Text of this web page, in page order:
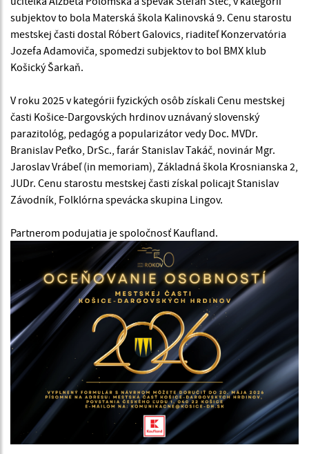
subjektov to bola Materská škola Kalinovská 9. Cenu starostu
mestskej časti dostal Róbert Galovics, riaditeľ Konzervatória
Jozefa Adamoviča, spomedzi subjektov to bol BMX klub
Košický Šarkaň.
V roku 2025 v kategórii fyzických osôb získali Cenu mestskej
časti Košice-Dargovských hrdinov uznávaný slovenský
parazitológ, pedagóg a popularizátor vedy Doc. MVDr.
Branislav Peťko, DrSc., farár Stanislav Takáč, novinár Mgr.
Jaroslav Vrábeľ (in memoriam), Základná škola Krosnianska 2,
JUDr. Cenu starostu mestskej časti získal policajt Stanislav
Závodník, Folklórna spevácka skupina Lingov.
Partnerom podujatia je spoločnosť Kaufland.